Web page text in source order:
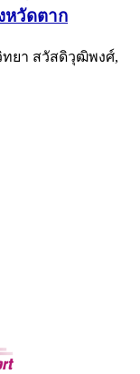
หวัดตาก
ยา สวัสดิวุฒิพงศ์,